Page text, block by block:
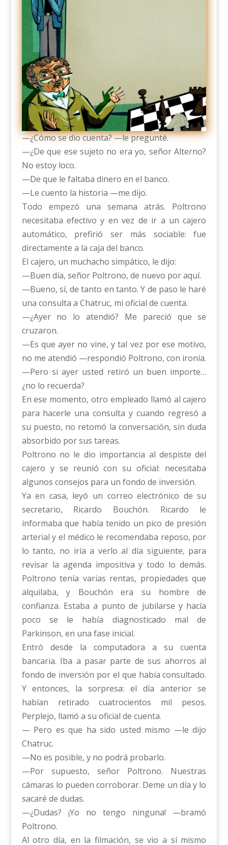
—¿Cómo se dio cuenta? —le pregunté.
—¿De que ese sujeto no era yo, señor Alterno?
No estoy loco.
—De que le faltaba dinero en el banco.
—Le cuento la historia —me dijo.
Todo empezó una semana atrás. Poltrono
necesitaba efectivo y en vez de ir a un cajero
automático, prefirió ser más sociable: fue
directamente a la caja del banco.
El cajero, un muchacho simpático, le dijo:
—Buen día, señor Poltrono, de nuevo por aquí.
—Bueno, sí, de tanto en tanto. Y de paso le haré
una consulta a Chatruc, mi oficial de cuenta.
—¿Ayer no lo atendió? Me pareció que se
cruzaron.
—Es que ayer no vine, y tal vez por ese motivo,
no me atendió —respondió Poltrono, con ironía.
—Pero si ayer usted retiró un buen importe…
¿no lo recuerda?
En ese momento, otro empleado llamó al cajero
para hacerle una consulta y cuando regresó a
su puesto, no retomó la conversación, sin duda
absorbido por sus tareas.
Poltrono no le dio importancia al despiste del
cajero y se reunió con su oficial: necesitaba
algunos consejos para un fondo de inversión.
Ya en casa, leyó un correo electrónico de su
secretario, Ricardo Bouchón. Ricardo le
informaba que había tenido un pico de presión
arterial y el médico le recomendaba reposo, por
lo tanto, no iría a verlo al día siguiente, para
revisar la agenda impositiva y todo lo demás.
Poltrono tenía varias rentas, propiedades que
alquilaba, y Bouchón era su hombre de
confianza. Estaba a punto de jubilarse y hacía
poco se le había diagnosticado mal de
Parkinson, en una fase inicial.
Entró desde la computadora a su cuenta
bancaria. Iba a pasar parte de sus ahorros al
fondo de inversión por el que había consultado.
Y entonces, la sorpresa: el día anterior se
habían retirado cuatrocientos mil pesos.
Perplejo, llamó a su oficial de cuenta.
— Pero es que ha sido usted mismo —le dijo
Chatruc.
—No es posible, y no podrá probarlo.
—Por supuesto, señor Poltrono. Nuestras
cámaras lo pueden corroborar. Deme un día y lo
sacaré de dudas.
—¿Dudas? ¡Yo no tengo ninguna! —bramó
Poltrono.
Al otro día, en la filmación, se vio a sí mismo